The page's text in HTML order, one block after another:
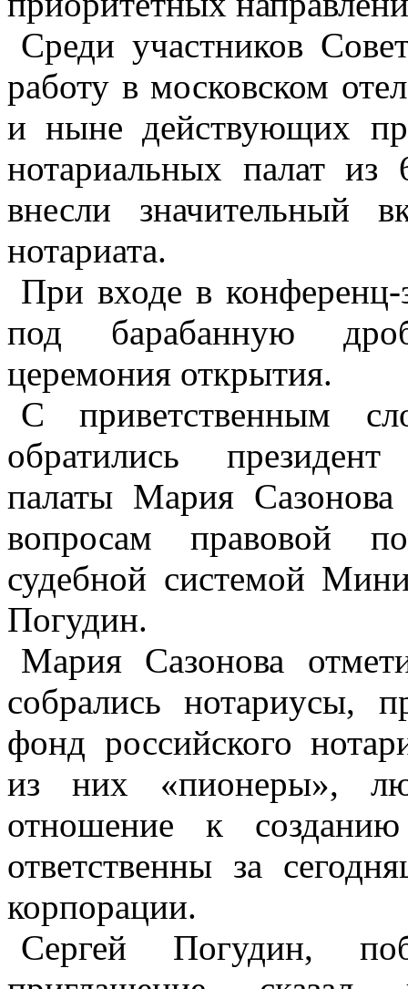
Среди участников
работу в московском
и ныне действующих
нотариальных палат
внесли значительный
нотариата.
При входе в конференц-
под барабанную
церемония открытия.
С приветственным
обратились
палаты Мария
вопросам правовой
судебной системой
Погудин.
Мария Сазонова
собрались нотариусы,
фонд российского
из них «пионеры»,
отношение к
ответственны за
корпорации.
Сергей Погудин,